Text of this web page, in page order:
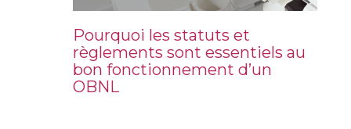
Pourquoi les statuts et
règlements sont essentiels au
bon fonctionnement d’un
OBNL